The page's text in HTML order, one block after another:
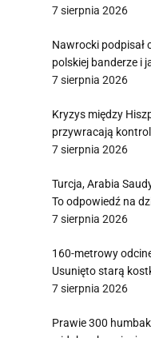
7 sierpnia 2026
Nawrocki podpisał
polskiej banderze i
7 sierpnia 2026
Kryzys między
przywracają
7 sierpnia 2026
Turcja, Arabia
To odpowiedź na
7 sierpnia 2026
160-metrowy
Usunięto starą
7 sierpnia 2026
Prawie 300